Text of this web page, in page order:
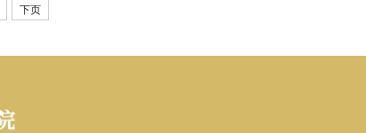
下页